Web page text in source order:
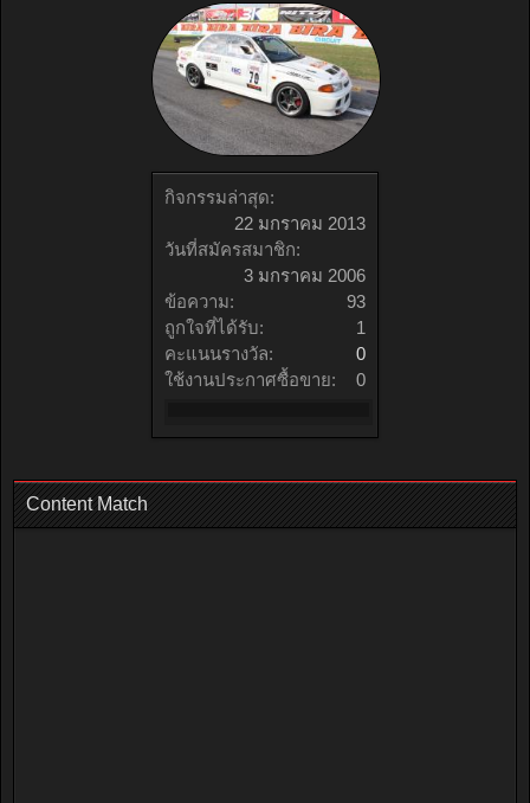
กิจกรรมล่าสุด:
22 มกราคม 2013
วันที่สมัครสมาชิก:
3 มกราคม 2006
ข้อความ:
93
ถูกใจที่ได้รับ:
1
คะแนนรางวัล:
0
ใช้งานประกาศซื้อขาย:
0
Content Match